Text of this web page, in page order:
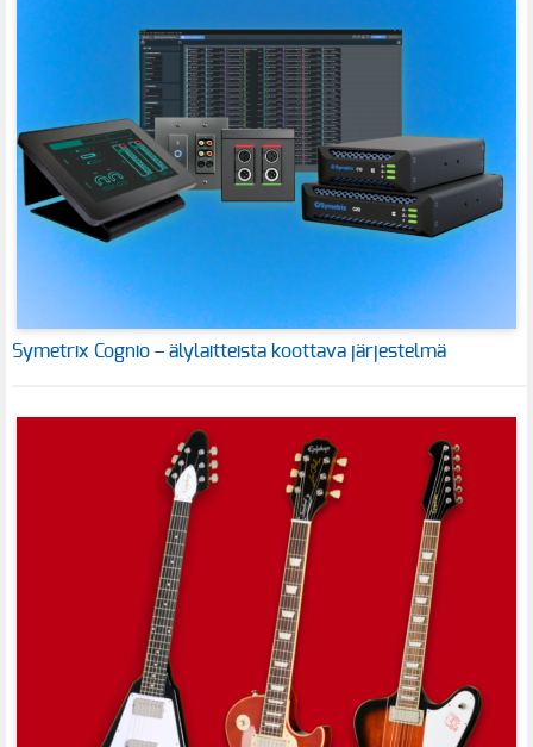
Symetrix Cognio – älylaitteista koottava järjestelmä